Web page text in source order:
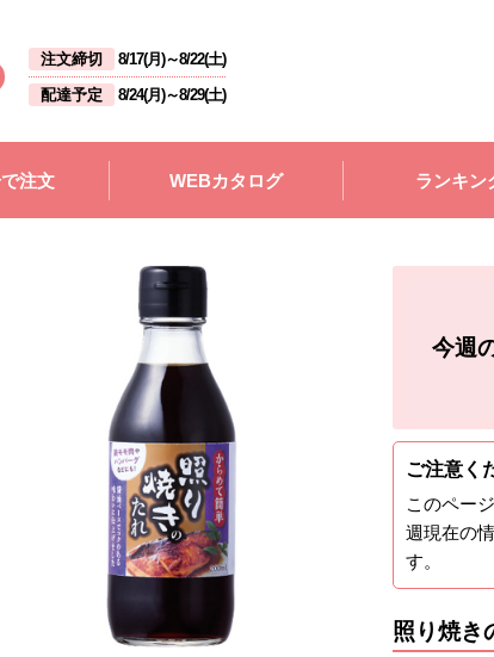
注文締切 8/17(月)～8/22(土)
配達予定
8/24(月)～8/29(土)
注文 WEBカタログ ランキン
今週
ご注意く
このペー
週現在の
す。
照り焼き